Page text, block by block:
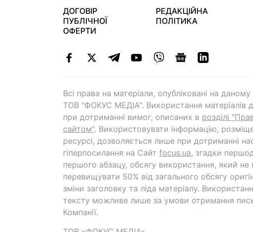
ДОГОВІР
ПУБЛІЧНОЇ
ОФЕРТИ
РЕДАКЦІЙНА
ПОЛІТИКА
Всі права на матеріали, опубліковані на
ТОВ "ФОКУС МЕДІА". Використання матеріалів
при дотриманні вимог, описаних в розділі
сайтом". Використовувати інформацію,
ресурсі, дозволяється лише при дотриманні
гіперпосилання на Cайт focus.ua, згадки
першого абзацу, обсягу використання, який
перевищувати 50% від загального обсягу
зміни заголовку та ліда матеріалу.
тексту можливе лише за умови отримання
Компанії.